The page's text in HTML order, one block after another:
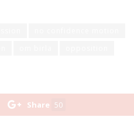
Share 50